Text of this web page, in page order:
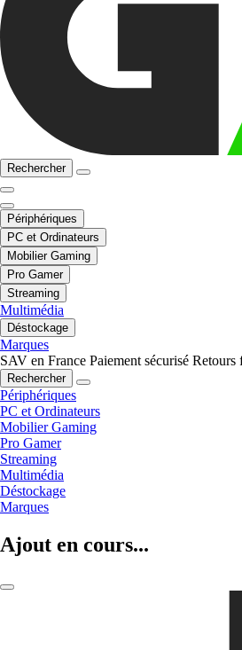
Rechercher
Périphériques
PC et Ordinateurs
Mobilier Gaming
Pro Gamer
Streaming
Multimédia
Déstockage
Marques
SAV en France Paiement sécurisé Retours
Rechercher
Périphériques
PC et Ordinateurs
Mobilier Gaming
Pro Gamer
Streaming
Multimédia
Déstockage
Marques
Ajout en cours...